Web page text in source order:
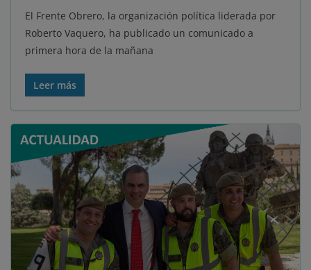
El Frente Obrero, la organización política liderada por
Roberto Vaquero, ha publicado un comunicado a
primera hora de la mañana
Leer más